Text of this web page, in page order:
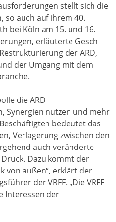
stellt sich die
so auch auf ihrem 40.
bei Köln am 15. und 16.
erläuterte Gesch
der ARD,
der Umgang mit dem
die ARD
Synergien nutzen und mehr
bedeutet das
Verlagerung zwischen den
auch veränderte
Dazu kommt der
von außen“, erklärt der
der VRFF. „Die VRFF
Interessen der